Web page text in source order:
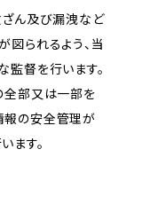
ざん及び漏洩など
図られるよう、当
監督を行います。
全部又は一部を
報の安全管理が
ます。